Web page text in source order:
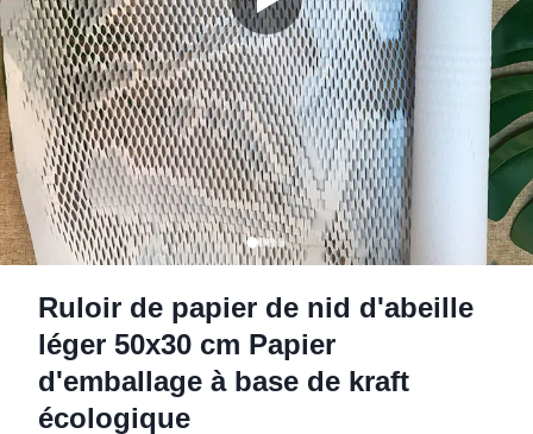
Ruloir de papier de nid d'abeille
léger 50x30 cm Papier
d'emballage à base de kraft
écologique